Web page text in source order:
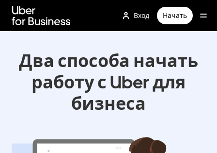
перейти
к
Вход Начать
Два способа начать
работу с Uber для
бизнеса